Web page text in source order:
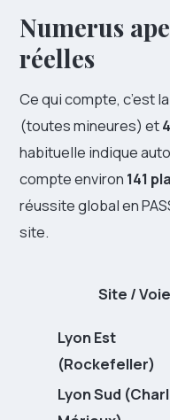
Numerus
réelles
Ce qui compte, c’est
(toutes mineures) et
habituelle indique
compte environ 141
réussite global en
site.
Site / Voie
Lyon Est
(Rockefeller)
Lyon Sud